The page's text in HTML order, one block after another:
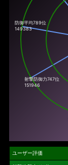
射撃防御力747位
151946
防御平均789位
149383
ユーザー評価